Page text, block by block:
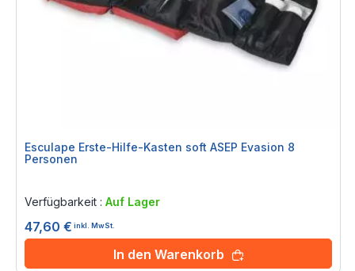
Esculape Erste-Hilfe-Kasten soft ASEP Evasion 8
Personen
Verfügbarkeit : Auf Lager
47,60 € inkl. MwSt.
In den Warenkorb